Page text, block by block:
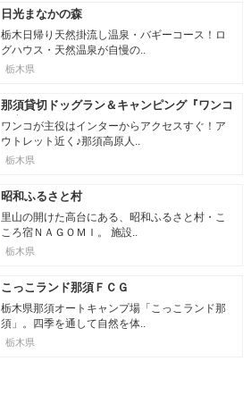
日光まなかの森
栃木日帰り天然掛流し温泉・バギーコース！ロ
グハウス・天然温泉が自慢の..
栃木県
那須貸切ドッグラン＆キャンピング『ワンコ
が主役』
ワンコが主役はインターからアクセスすぐ！ア
ウトレット近く♪那須高原人..
栃木県
昭和ふるさと村
里山の開けた高台にある、昭和ふるさと村・こ
ころ宿ＮＡＧＯＭＩ。 施設..
栃木県
こっこランド那須ＦＣＧ
栃木県那須オートキャンプ場「こっこランド那
須」。四季を通して自然を体..
栃木県